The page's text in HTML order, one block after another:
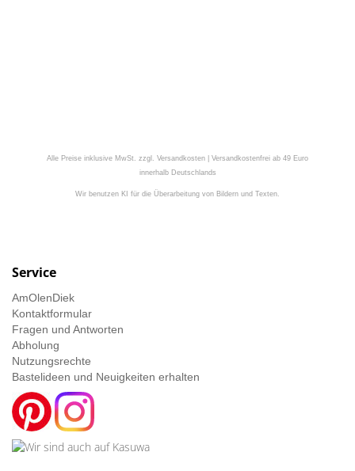
Alle Preise inklusive MwSt. zzgl. Versandkosten | Versandkostenfrei ab 49 Euro
innerhalb Deutschlands
Wir benutzen KI für die Überarbeitung von Bildern und Texten.
Service
AmOlenDiek
Kontaktformular
Fragen und Antworten
Abholung
Nutzungsrechte
Bastelideen und Neuigkeiten erhalten